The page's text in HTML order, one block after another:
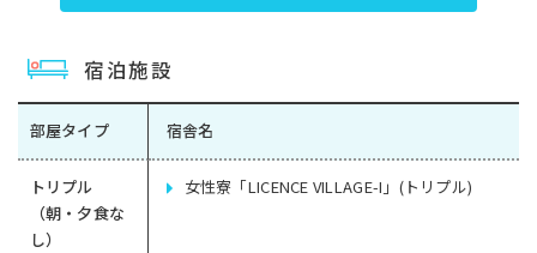
宿泊施設
部屋タイプ 宿舎名
トリプル
（朝・夕食な
し）
女性寮「LICENCE VILLAGE-I」(トリプル)